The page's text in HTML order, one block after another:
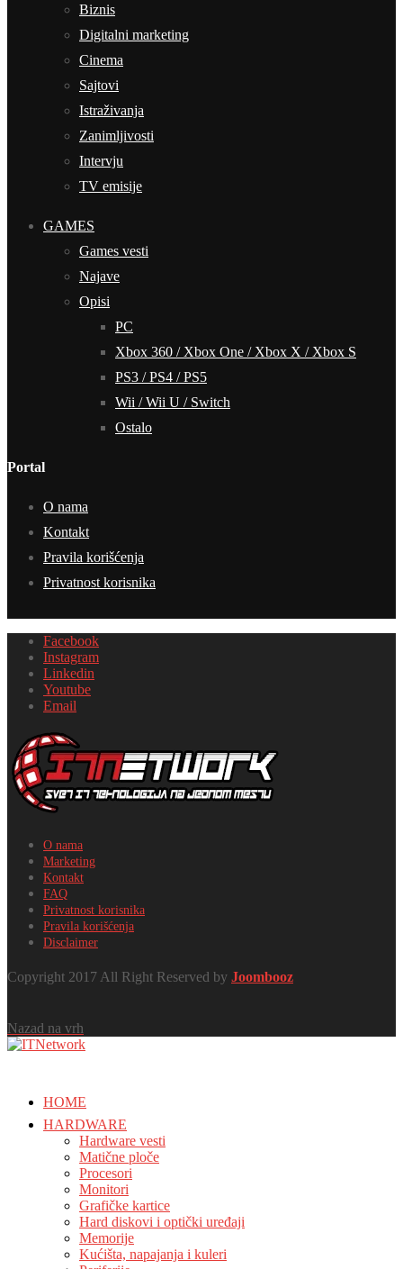
Biznis
Digitalni marketing
Cinema
Sajtovi
Istraživanja
Zanimljivosti
Intervju
TV emisije
GAMES
Games vesti
Najave
Opisi
PC
Xbox 360 / Xbox One / Xbox X / Xbox S
PS3 / PS4 / PS5
Wii / Wii U / Switch
Ostalo
Portal
O nama
Kontakt
Pravila korišćenja
Privatnost korisnika
Facebook
Instagram
Linkedin
Youtube
Email
O nama
Marketing
Kontakt
FAQ
Privatnost korisnika
Pravila korišćenja
Disclaimer
Copyright 2017 All Right Reserved by Joombooz
Nazad na vrh
HOME
HARDWARE
Hardware vesti
Matične ploče
Procesori
Monitori
Grafičke kartice
Hard diskovi i optički uređaji
Memorije
Kućišta, napajanja i kuleri